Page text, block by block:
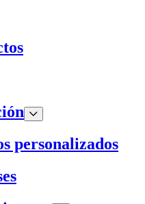
personalizados